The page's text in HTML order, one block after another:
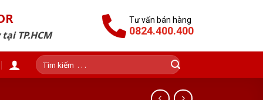
TP.HCM
Tư vấn bán hàng
0824.400.400
Tìm
kiếm: